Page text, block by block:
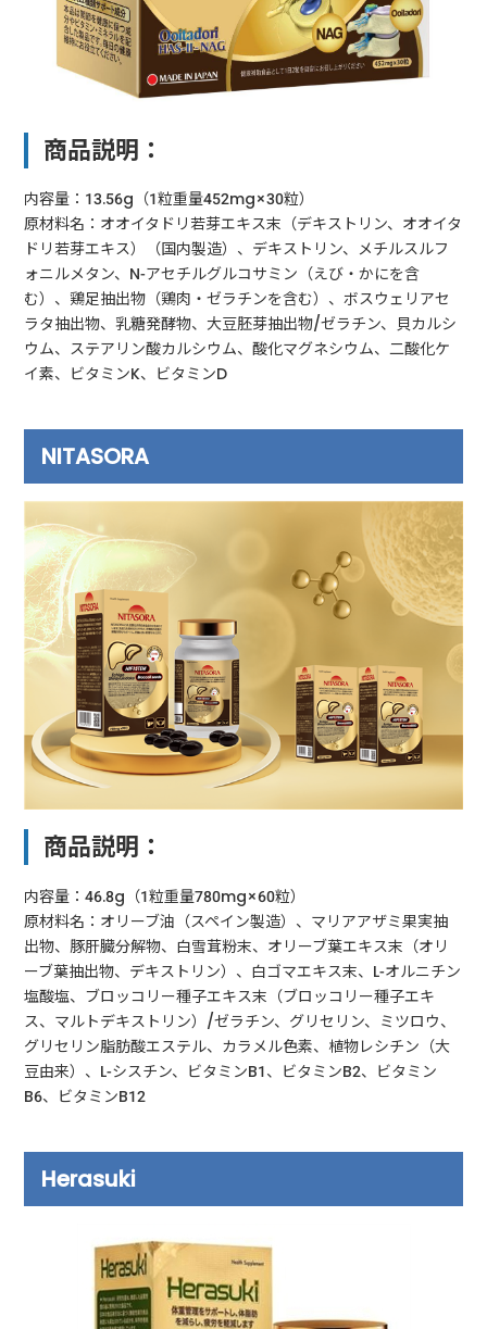
商品説明：
内容量：13.56g（1粒重量452mg×30粒）
原材料名：オオイタドリ若芽エキス末（デキストリン、オオイタ
ドリ若芽エキス）（国内製造）、デキストリン、メチルスルフ
ォニルメタン、N-アセチルグルコサミン（えび・かにを含
む）、鶏足抽出物（鶏肉・ゼラチンを含む）、ボスウェリアセ
ラタ抽出物、乳糖発酵物、大豆胚芽抽出物/ゼラチン、貝カルシ
ウム、ステアリン酸カルシウム、酸化マグネシウム、二酸化ケ
イ素、ビタミンK、ビタミンD
NITASORA
商品説明：
内容量：46.8g（1粒重量780mg×60粒）
原材料名：オリーブ油（スペイン製造）、マリアアザミ果実抽
出物、豚肝臓分解物、白雪茸粉末、オリーブ葉エキス末（オリ
ーブ葉抽出物、デキストリン）、白ゴマエキス末、L-オルニチン
塩酸塩、ブロッコリー種子エキス末（ブロッコリー種子エキ
ス、マルトデキストリン）/ゼラチン、グリセリン、ミツロウ、
グリセリン脂肪酸エステル、カラメル色素、植物レシチン（大
豆由来）、L-シスチン、ビタミンB1、ビタミンB2、ビタミン
B6、ビタミンB12
Herasuki